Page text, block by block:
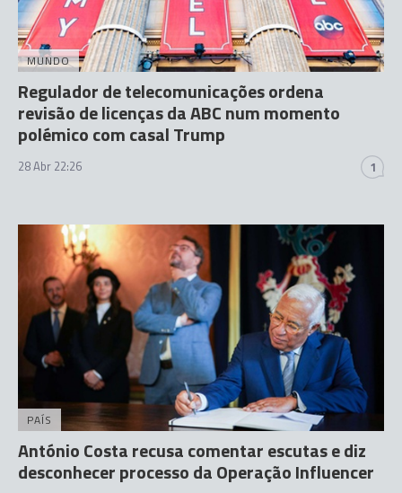
MUNDO
Regulador de telecomunicações ordena
revisão de licenças da ABC num momento
polémico com casal Trump
28 Abr 22:26 1
PAÍS
António Costa recusa comentar escutas e diz
desconhecer processo da Operação Influencer